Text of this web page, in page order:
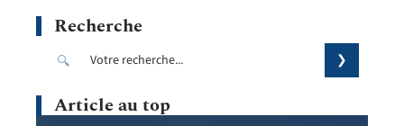
Recherche
Article au top